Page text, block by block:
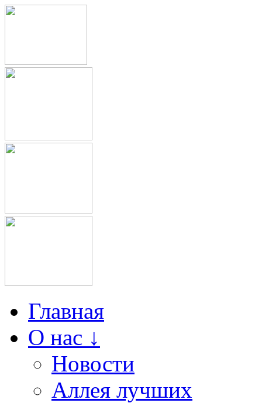
Главная
О нас ↓
Новости
Аллея лучших